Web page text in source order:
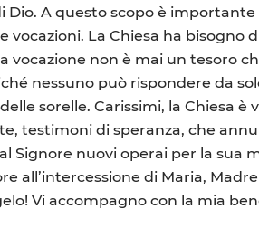
Dio. A questo scopo è
La Chiesa ha bisogno
vocazione non è mai un tesoro
nessuno può rispondere da
sorelle. Carissimi, la Chiesa
testimoni di speranza, che
nuovi operai per la sua
all’intercessione di Maria,
Vi accompagno con la mia